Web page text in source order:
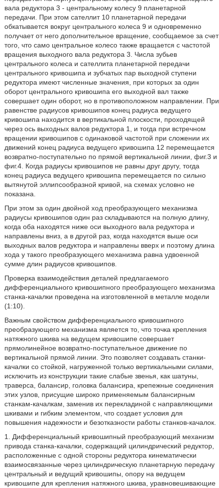
вала редуктора 3 - центральному колесу 9 планетарной
передачи. При этом сателлит 10 планетарной передачи
обкатывается вокруг центрального колеса 9 и одновременно
получает от него дополнительное вращение, сообщаемое за счет
того, что само центральное колесо также вращается с частотой
вращения выходного вала редуктора 3. Числа зубьев
центрального колеса и сателлита планетарной передачи
центрального кривошипа и зубчатых пар выходной ступени
редуктора имеют численные значения, при которых за один
оборот центрального кривошипа его выходной вал также
совершает один оборот, но в противоположном направлении. При
равенстве радиусов кривошипов конец радиуса ведущего
кривошипа находится в вертикальной плоскости, проходящей
через ось выходных валов редуктора 1, и тогда при встречном
вращении кривошипов с одинаковой частотой при сложении их
движений конец радиуса ведущего кривошипа 12 перемещается
возвратно-поступательно по прямой вертикальной линии, фиг.3 и
фиг.4. Когда радиусы кривошипов не равны друг другу, тогда
конец радиуса ведущего кривошипа перемещается по сильно
вытянутой эллипсообразной кривой, на схемах условно не
показана.
При этом за один двойной ход преобразующего механизма
радиусы кривошипов один раз складываются на полную длину,
когда оба находятся ниже оси выходного вала редуктора и
направлены вниз, а в другой раз, когда находятся выше оси
выходных валов редуктора и направлены вверх и поэтому длина
хода у такого преобразующего механизма равна удвоенной
сумме длин радиусов кривошипов.
Проверка взаимодействия деталей предлагаемого
дифференциального кривошипного преобразующего механизма
станка-качалки проведена на изготовленной в металле модели
(1:10).
Важным свойством дифференциального кривошипного
преобразующего механизма является то, что точка крепления
натяжного шкива на ведущем кривошипе совершает
прямолинейное возвратно-поступательное движение по
вертикальной прямой линии. Это позволяет создавать станки-
качалки со стойкой, нагруженной только вертикальными силами,
исключить из конструкции такие слабые звенья, как шатуны,
траверса, балансир, головка балансира, крепежные соединения
этих узлов, присущие широко применяемым балансирным
станкам-качалкам, заменив их перекладиной с направляющими
шкивами и гибким элементом, что создает условия для
повышения надежности и безотказности работы станков-качалок.
1. Дифференциальный кривошипный преобразующий механизм
привода станка-качалки, содержащий цилиндрический редуктор,
расположенные с одной стороны редуктора кинематически
взаимосвязанные через цилиндрическую планетарную передачу
центральный и ведущий кривошипы, опору на ведущем
кривошипе для крепления натяжного шкива, уравновешивающие